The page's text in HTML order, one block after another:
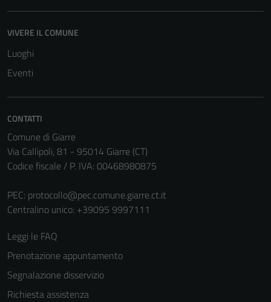
VIVERE IL COMUNE
Luoghi
Eventi
CONTATTI
Comune di Giarre
Via Callipoli, 81 - 95014 Giarre (CT)
Codice fiscale / P. IVA: 00468980875
PEC: protocollo@pec.comune.giarre.ct.it
Centralino unico: +39095 9997111
Leggi le FAQ
Prenotazione appuntamento
Segnalazione disservizio
Richiesta assistenza
sono necessari
disabilitati.